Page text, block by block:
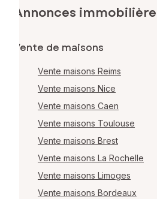
Annonces
Vente de maisons
Vente maisons Reims
Vente maisons Nice
Vente maisons Caen
Vente maisons Toulouse
Vente maisons Brest
Vente maisons La Rochelle
Vente maisons Limoges
Vente maisons Bordeaux